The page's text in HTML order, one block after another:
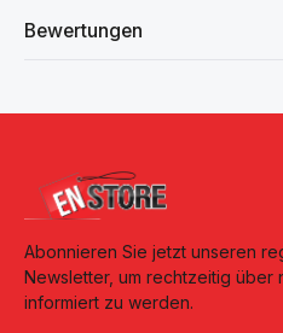
Bewertungen
Abonnieren Sie jetzt unseren
Newsletter, um rechtzeitig
informiert zu werden.